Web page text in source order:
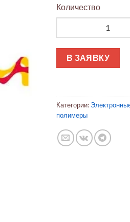
Количество
В ЗАЯВКУ
Категории:
полимеры